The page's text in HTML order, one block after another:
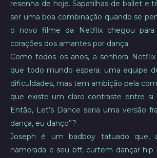
resenha de hoje. Sapatilhas de ballet e
ser uma boa combinação quando se
o novo filme da Netflix chegou para
corações dos amantes por dança.
Como todos os anos, a senhora
que todo mundo espera: uma equipe
dificuldades, mas tem ambição pela
que existe um claro contraste entre si
Então, Let’s Dance seria uma versão
dança, eu danço”?
Joseph é um badboy tatuado que,
namorada e seu bff, curtem dançar